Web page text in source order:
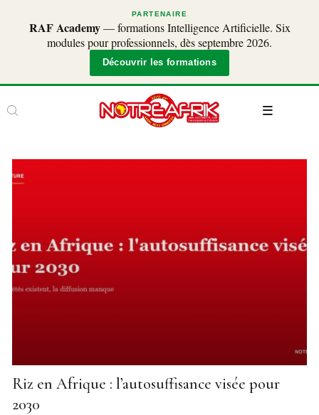
PARTENAIRE
RAF Academy— formations Intelligence Artificielle. Six
modules pour professionnels, dès septembre 2026.
Découvrir les formations
Riz en Afrique : l’autosuffisance visée pour
2030